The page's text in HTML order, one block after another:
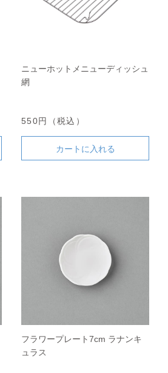
ニューホットメニューディッシュ
網
550円（税込）
カートに入れる
フラワープレート7cm ラナンキ
ュラス